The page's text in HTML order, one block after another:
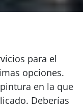
para el
opciones.
en la que
Deberías